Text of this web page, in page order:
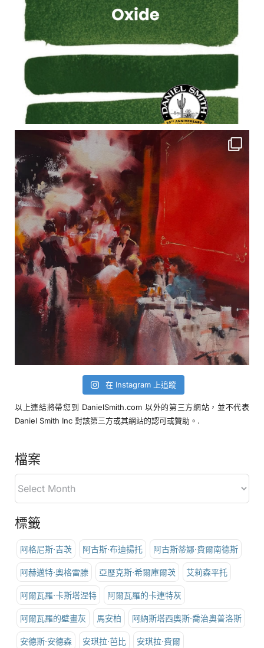
在 Instagram 上追蹤
以上連結將帶您到 DanielSmith.com 以外的第三方網站，並不代表
Daniel Smith Inc 對該第三方或其網站的認可或贊助。.
檔案
標籤
阿格尼斯·吉茨 阿古斯·布迪揚托 阿古斯蒂娜·費爾南德斯
阿赫邁特·奧格雷滕 亞歷克斯·希爾庫爾茨 艾莉森平托
阿爾瓦羅·卡斯塔涅特 阿爾瓦羅的卡連特灰
阿爾瓦羅的壁畫灰 馬安柏 阿納斯塔西奧斯·喬治奧普洛斯
安德斯·安德森 安琪拉·芭比 安琪拉·費爾